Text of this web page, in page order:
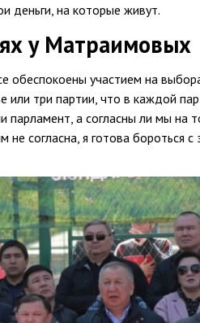
деньги, на которые живут.
у Матраимовых
обеспокоены участием на
три партии, что в каждой
парламент, а согласны ли мы на
не согласна, я готова бороться с